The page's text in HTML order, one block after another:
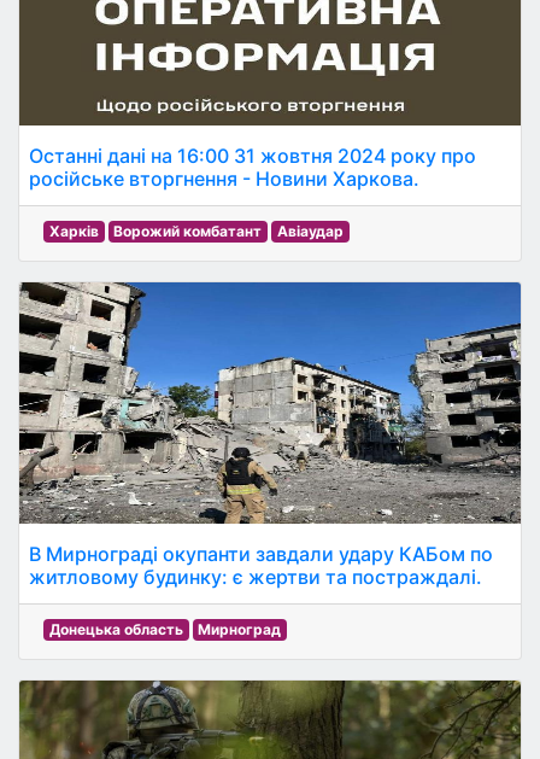
Останні дані на 16:00 31 жовтня 2024 року про
російське вторгнення - Новини Харкова.
Харків Ворожий комбатант Авіаудар
В Мирнограді окупанти завдали удару КАБом по
житловому будинку: є жертви та постраждалі.
Донецька область Мирноград